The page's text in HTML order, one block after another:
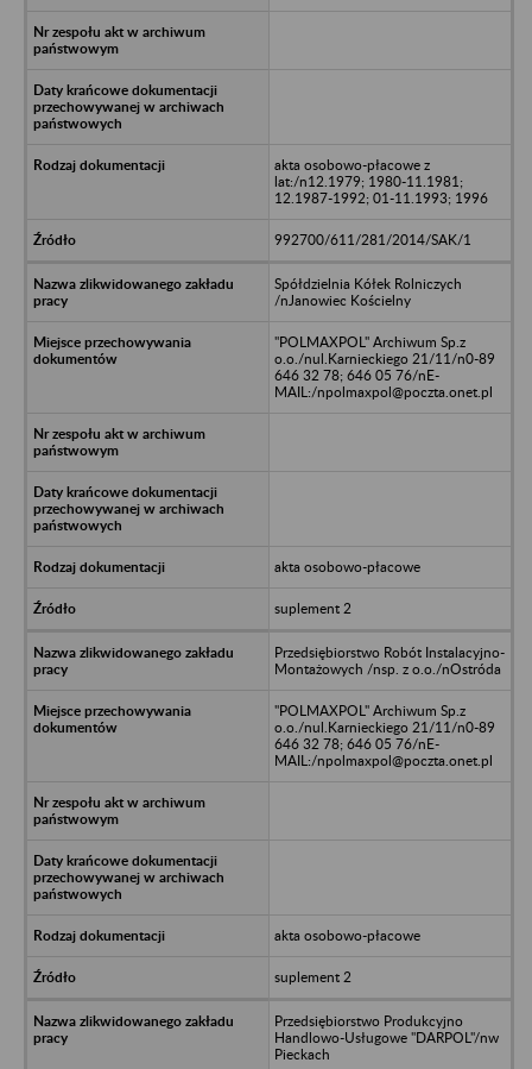
akta osobowo-płacowe z
lat:/n12.1979; 1980-11.1981;
12.1987-1992; 01-11.1993; 1996
992700/611/281/2014/SAK/1
Spółdzielnia Kółek Rolniczych
/nJanowiec Kościelny
"POLMAXPOL" Archiwum Sp.z
o.o./nul.Karnieckiego 21/11/n0-89
646 32 78; 646 05 76/nE-
MAIL:/npolmaxpol@poczta.onet.pl
akta osobowo-płacowe
suplement 2
Przedsiębiorstwo Robót Instalacyjno-
Montażowych /nsp. z o.o./nOstróda
"POLMAXPOL" Archiwum Sp.z
o.o./nul.Karnieckiego 21/11/n0-89
646 32 78; 646 05 76/nE-
MAIL:/npolmaxpol@poczta.onet.pl
akta osobowo-płacowe
suplement 2
Przedsiębiorstwo Produkcyjno
Handlowo-Usługowe "DARPOL"/nw
Pieckach